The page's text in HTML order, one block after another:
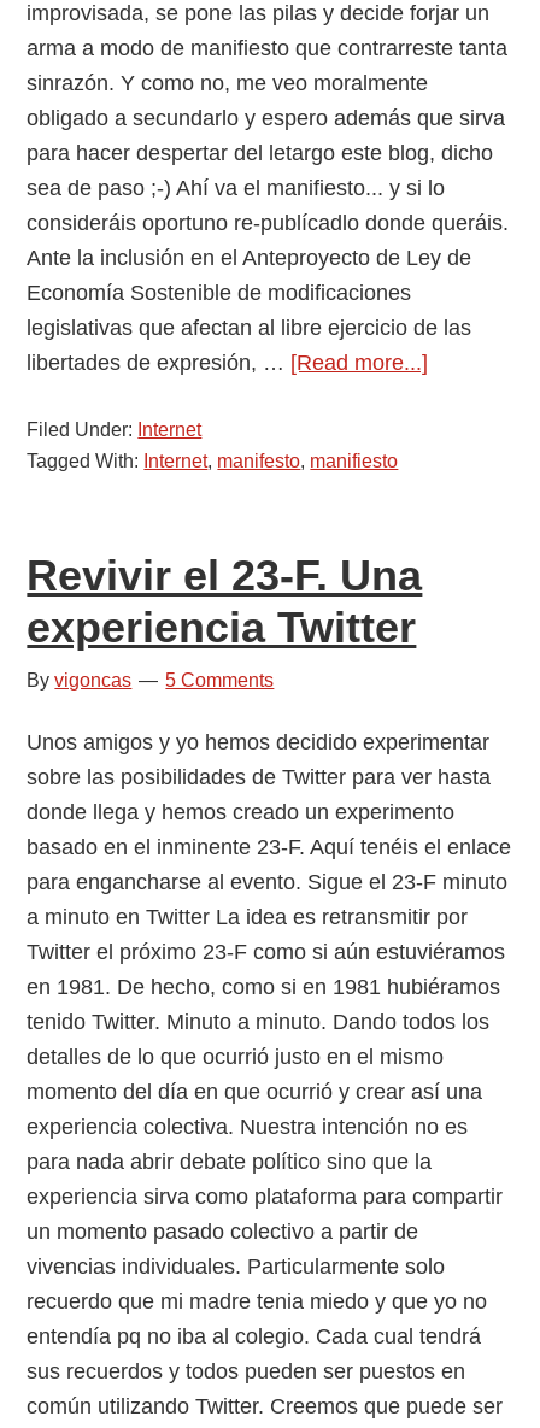
improvisada, se pone las pilas y decide forjar un
arma a modo de manifiesto que contrarreste tanta
sinrazón. Y como no, me veo moralmente
obligado a secundarlo y espero además que sirva
para hacer despertar del letargo este blog, dicho
sea de paso ;-) Ahí va el manifiesto... y si lo
consideráis oportuno re-publícadlo donde queráis.
Ante la inclusión en el Anteproyecto de Ley de
Economía Sostenible de modificaciones
legislativas que afectan al libre ejercicio de las
libertades de expresión, … [Read more...]
Filed Under: Internet
Tagged With: Internet, manifesto, manifiesto
Revivir el 23-F. Una
experiencia Twitter
Byvigoncas 5 Comments
Unos amigos y yo hemos decidido experimentar
sobre las posibilidades de Twitter para ver hasta
donde llega y hemos creado un experimento
basado en el inminente 23-F. Aquí tenéis el enlace
para engancharse al evento. Sigue el 23-F minuto
a minuto en Twitter La idea es retransmitir por
Twitter el próximo 23-F como si aún estuviéramos
en 1981. De hecho, como si en 1981 hubiéramos
tenido Twitter. Minuto a minuto. Dando todos los
detalles de lo que ocurrió justo en el mismo
momento del día en que ocurrió y crear así una
experiencia colectiva. Nuestra intención no es
para nada abrir debate político sino que la
experiencia sirva como plataforma para compartir
un momento pasado colectivo a partir de
vivencias individuales. Particularmente solo
recuerdo que mi madre tenia miedo y que yo no
entendía pq no iba al colegio. Cada cual tendrá
sus recuerdos y todos pueden ser puestos en
común utilizando Twitter. Creemos que puede ser